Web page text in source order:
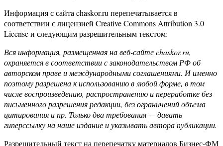
Информация с сайта chaskor.ru перепечатывается в
соответствии с лицензией Creative Commons Attribution 3.0
License и следующим разрешительным текстом:
Вся информация, размещенная на веб-сайте chaskor.ru,
охраняется в соответствии с законодательством РФ об
авторском праве и международными соглашениями. И именно
поэтому разрешена к использованию в любой форме, в том
числе воспроизведению, распространению и переработке без
письменного разрешения редакции, без ограничений объема
цитирования и пр. Только два требования — давать
гиперссылку на наше издание и указывать автора публикации.
Разрешительный текст на перепечатку материалов Бизнес-ФМ